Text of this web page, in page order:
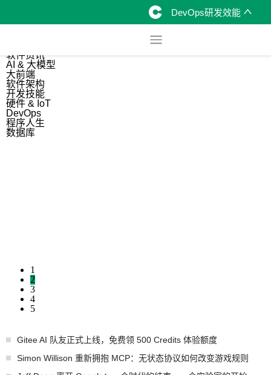
DevOps研发效能
软件资讯
AI & 大模型
大前端
软件架构
开发技能
硬件 & IoT
DevOps
程序人生
数据库
1
2
3
4
5
Gitee AI 队友正式上线，免费领 500 Credits 体验额度
Simon Willison 重新拥抱 MCP：无状态协议如何改变游戏规则